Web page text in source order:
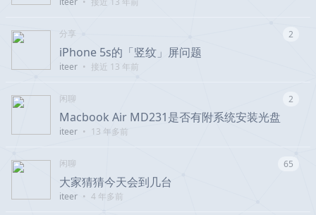
分享 2
iPhone 5s的「竖纹」屏问题
iteer • 接近 13 年前
闲聊 2
Macbook Air MD231是否有附系统安装光盘
iteer • 13 年多前
闲聊 65
大家猜猜今天会到几台
iteer • 4 年多前